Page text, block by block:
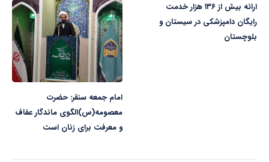
ارائه بیش از ۱۳۶ هزار خدمت
رایگان دامپزشکی در سیستان و
بلوچستان
امام جمعه سنقر: حضرت
معصومه(س)الگوی ماندگار عفاف
و معرفت برای زنان است